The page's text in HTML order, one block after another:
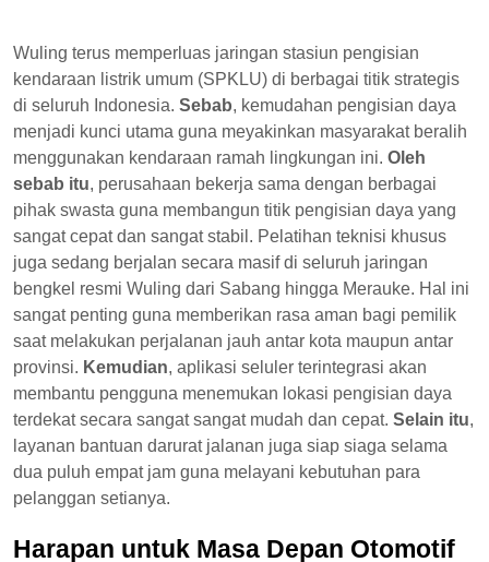
Wuling terus memperluas jaringan stasiun pengisian
kendaraan listrik umum (SPKLU) di berbagai titik strategis
di seluruh Indonesia. Sebab, kemudahan pengisian daya
menjadi kunci utama guna meyakinkan masyarakat beralih
menggunakan kendaraan ramah lingkungan ini. Oleh
sebab itu, perusahaan bekerja sama dengan berbagai
pihak swasta guna membangun titik pengisian daya yang
sangat cepat dan sangat stabil. Pelatihan teknisi khusus
juga sedang berjalan secara masif di seluruh jaringan
bengkel resmi Wuling dari Sabang hingga Merauke. Hal ini
sangat penting guna memberikan rasa aman bagi pemilik
saat melakukan perjalanan jauh antar kota maupun antar
provinsi. Kemudian, aplikasi seluler terintegrasi akan
membantu pengguna menemukan lokasi pengisian daya
terdekat secara sangat sangat mudah dan cepat. Selain itu,
layanan bantuan darurat jalanan juga siap siaga selama
dua puluh empat jam guna melayani kebutuhan para
pelanggan setianya.
Harapan untuk Masa Depan Otomotif